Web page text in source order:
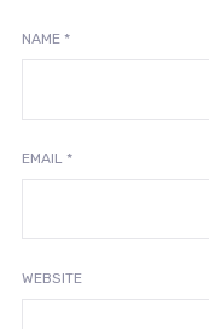
NAME *
EMAIL *
WEBSITE